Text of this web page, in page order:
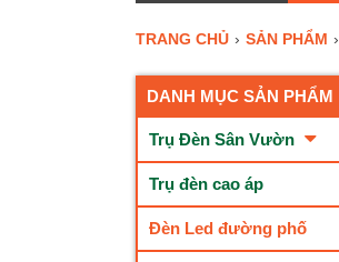
TRANG CHỦ › SẢN PHẨM ›
DANH MỤC SẢN PHẨM
Trụ Đèn Sân Vườn
Trụ đèn cao áp
Đèn Led đường phố